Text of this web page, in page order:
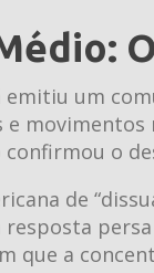
emitiu um
e
confirmou o
de
resposta
que a